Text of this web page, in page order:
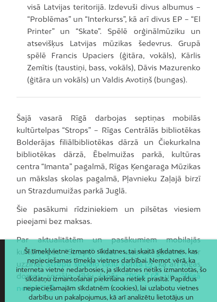
visā Latvijas teritorijā. Izdevuši divus albumus –
“Problēmas” un “Interkurss”, kā arī divus EP – “El
Printer” un “Skate”. Spēlē orģinālmūziku un
atsevišķus Latvijas mūzikas šedevrus. Grupā
spēlē Francis Upaciers (ģitāra, vokāls), Kārlis
Zemītis (taustiņi, bass, vokāls), Dāvis Mazurenko
(ģitāra un vokāls) un Valdis Avotiņš (bungas).
Šajā vasarā Rīgā darbojas septiņas mobilās
kultūrtelpas “Strops” – Rīgas Centrālās bibliotēkas
Bolderājas filiālbibliotēkas dārzā un Čiekurkalna
bibliotēkas dārzā, Ēbelmuižas parkā, kultūras
centra “Imanta” pagalmā, Rīgas Ķengaraga Mūzikas
un mākslas skolas pagalmā, Pļavnieku Zaļajā birzī
un Strazdumuižas parkā Juglā.
Šie pasākumi rīdziniekiem un pilsētas viesiem
pieejami bez maksas.
Par aktualitātēm un pasākumiem mobilajās
kultūrtelpās “Strops” visas vasaras garumā var
uzzinātStropu sociālo tīklu kontā
, kā arī Rīgas
domes sociālo tīklu lapās“Rīga” un“Rīgā
notiek”
.
Šī tīmekļvietne izmanto sīkdatnes, tai skaitā sīkdatnes, kas
nepieciešamas tīmekļa vietnes darbībai. Ņemot vērā, ka
interneta vietne nedarbosies, ja sīkdatnes netiks izmantotas, šo
sīkdatņu izmantošanai piekrišana netiek prasīta. Papildus
nepieciešamajām sīkdatnēm (cookies), lai uzlabotu vietnes
darbību un pakalpojumus, kā arī analizētu lietotājus un